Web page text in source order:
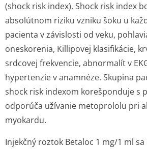
(shock risk index). Shock risk index
absolútnom riziku vzniku šoku u
pacienta v závislosti od veku,
oneskorenia, Killipovej klasifikácie,
srdcovej frekvencie, abnormalít v
hypertenzie v anamnéze. Skupina
shock risk indexom korešponduje s
odporúča užívanie metoprololu pri
myokardu.
Injekčný roztok Betaloc 1 mg/1 ml